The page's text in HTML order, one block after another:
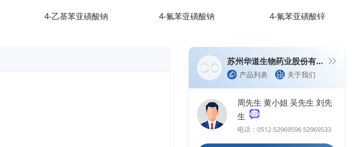
4-乙基苯亚磺酸钠 4-氟苯亚磺酸钠 4-氟苯亚磺酸锌
苏州华道生物药业股份有限公司
产品列表 关于我们
周先生 黄小姐 吴先生 刘先
生
电话：0512-52969596 52969533